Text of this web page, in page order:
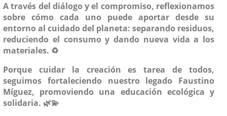
A través del diálogo y el compromiso, reflexionamos
sobre cómo cada uno puede aportar desde su
entorno al cuidado del planeta: separando residuos,
reduciendo el consumo y dando nueva vida a los
materiales. ♻
Porque cuidar la creación es tarea de todos,
seguimos fortaleciendo nuestro legado Faustino
Míguez, promoviendo una educación ecológica y
solidaria. 🌿💫